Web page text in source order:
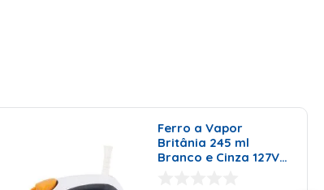
Ferro a Vapor
Britânia 245 ml
Branco e Cinza 127V